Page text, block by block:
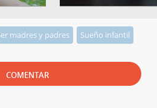
madres y padres Sueño infantil
COMENTAR